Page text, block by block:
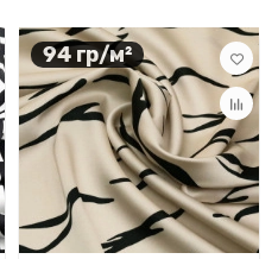
94 гр/м²